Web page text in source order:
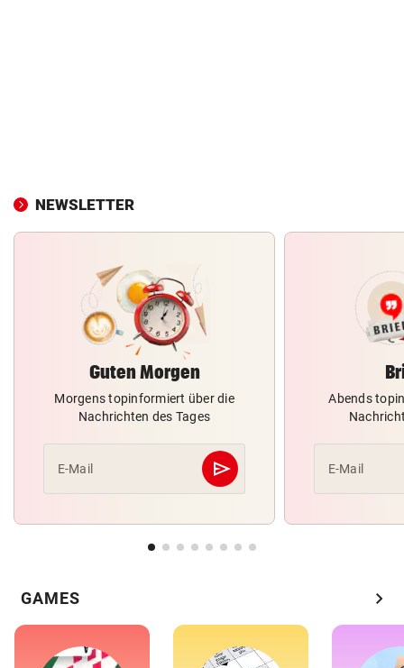
NEWSLETTER
Guten Morgen
Morgens topinformiert über die
Nachrichten des Tages
E-Mail send
Abschicken
Abends
E-Mail
GAMES chevron_right